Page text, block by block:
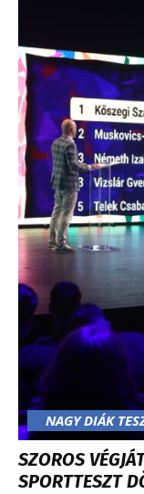
NAGY DIÁK
SZOROS
SPORTTESZT